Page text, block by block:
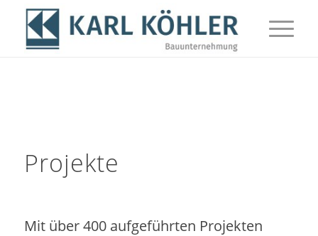
Projekte
Mit über 400 aufgeführten Projekten